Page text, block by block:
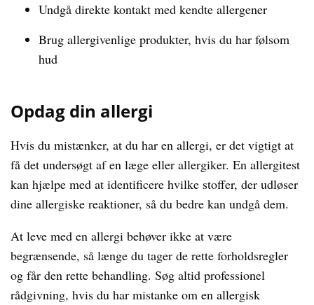
Undgå direkte kontakt med kendte allergener
Brug allergivenlige produkter, hvis du har følsom
hud
Opdag din allergi
Hvis du mistænker, at du har en allergi, er det vigtigt at
få det undersøgt af en læge eller allergiker. En allergitest
kan hjælpe med at identificere hvilke stoffer, der udløser
dine allergiske reaktioner, så du bedre kan undgå dem.
At leve med en allergi behøver ikke at være
begrænsende, så længe du tager de rette forholdsregler
og får den rette behandling. Søg altid professionel
rådgivning, hvis du har mistanke om en allergisk